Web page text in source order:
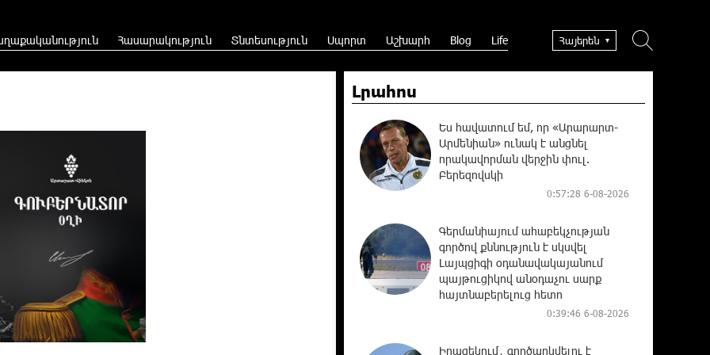
Հասարակություն Տնտեսություն Սպորտ Աշխարհ Blog Life Հայերեն
Լրահոս
Ես հավատում եմ, որ «Արարարտ-
Արմենիան» ունակ է անցնել
որակավորման վերջին փուլ.
Բերեզովսկի
0:57:28 6-08-2026
Գերմանիայում ահաբեկչության
գործով քննություն է սկսվել
Լայպցիգի օդանավակայանում
պայթուցիկով անօդաչու սարք
հայտնաբերելուց հետո
0:39:46 6-08-2026
Իրազեկում․ գործարկվելու է